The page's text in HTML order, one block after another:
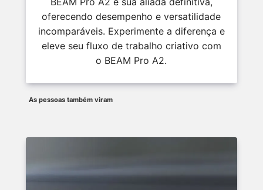
oferecendo desempenho e versatilidade
incomparáveis. Experimente a diferença e
eleve seu fluxo de trabalho criativo com
o BEAM Pro A2.
As pessoas também viram